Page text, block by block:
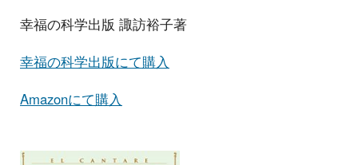
幸福の科学出版 諏訪裕子著
幸福の科学出版にて購入
Amazonにて購入